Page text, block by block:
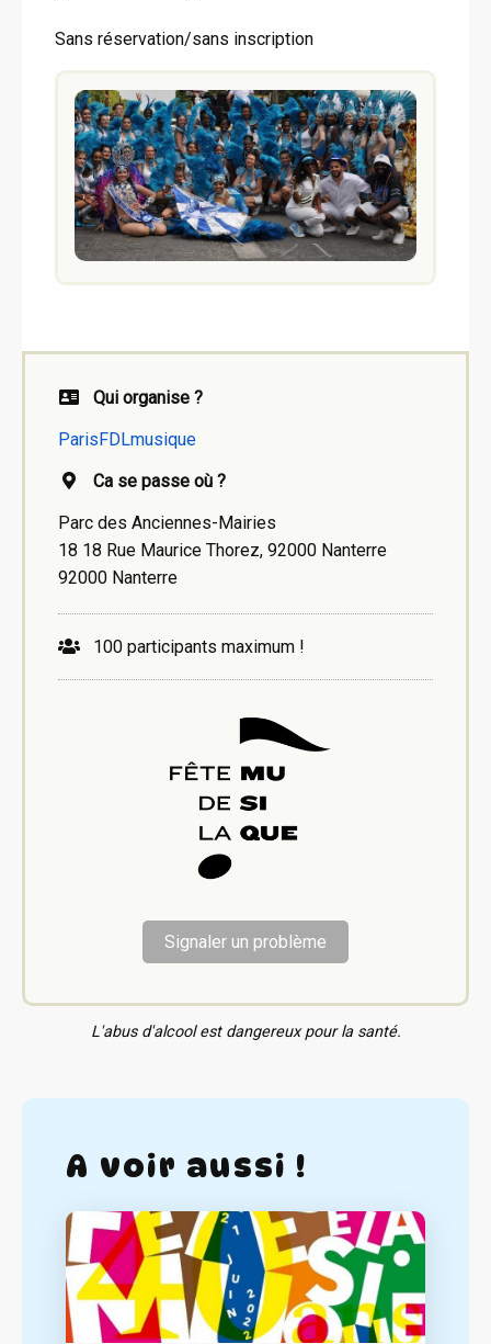
Sans réservation/sans inscription
Qui organise ?
ParisFDLmusique
Ca se passe où ?
Parc des Anciennes-Mairies
18 18 Rue Maurice Thorez, 92000 Nanterre
92000 Nanterre
100 participants maximum !
Signaler un problème
L'abus d'alcool est dangereux pour la santé.
A voir aussi !